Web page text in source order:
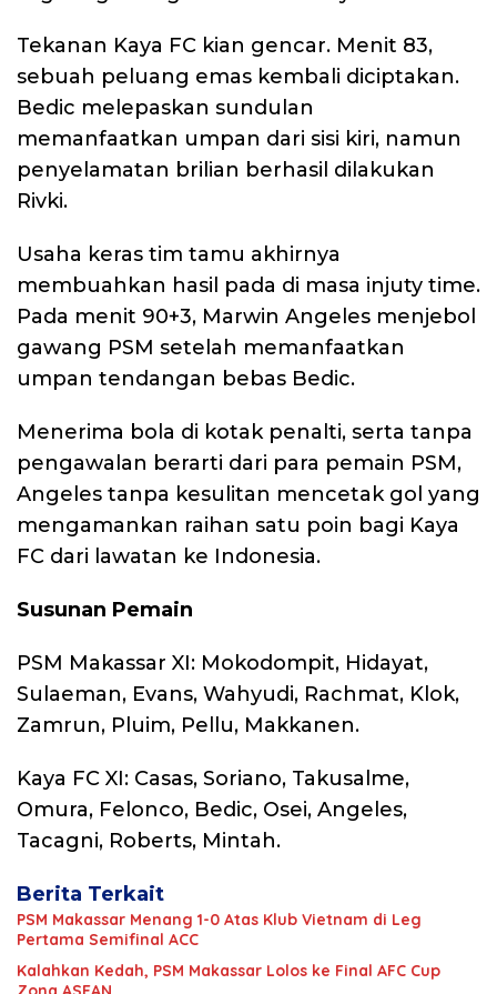
Tekanan Kaya FC kian gencar. Menit 83,
sebuah peluang emas kembali diciptakan.
Bedic melepaskan sundulan
memanfaatkan umpan dari sisi kiri, namun
penyelamatan brilian berhasil dilakukan
Rivki.
Usaha keras tim tamu akhirnya
membuahkan hasil pada di masa injuty time.
Pada menit 90+3, Marwin Angeles menjebol
gawang PSM setelah memanfaatkan
umpan tendangan bebas Bedic.
Menerima bola di kotak penalti, serta tanpa
pengawalan berarti dari para pemain PSM,
Angeles tanpa kesulitan mencetak gol yang
mengamankan raihan satu poin bagi Kaya
FC dari lawatan ke Indonesia.
Susunan Pemain
PSM Makassar XI: Mokodompit, Hidayat,
Sulaeman, Evans, Wahyudi, Rachmat, Klok,
Zamrun, Pluim, Pellu, Makkanen.
Kaya FC XI: Casas, Soriano, Takusalme,
Omura, Felonco, Bedic, Osei, Angeles,
Tacagni, Roberts, Mintah.
Berita Terkait
PSM Makassar Menang 1-0 Atas Klub Vietnam di Leg
Pertama Semifinal ACC
Kalahkan Kedah, PSM Makassar Lolos ke Final AFC Cup